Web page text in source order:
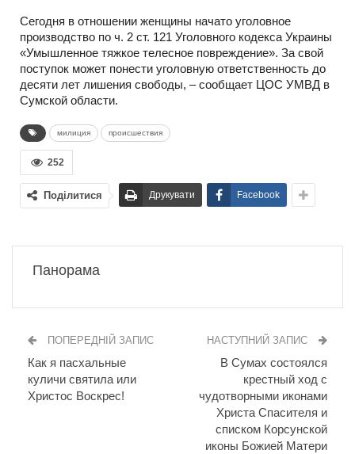
Сегодня в отношении женщины начато уголовное
производство по ч. 2 ст. 121 Уголовного кодекса Украины
«Умышленное тяжкое телесное повреждение». За свой
поступок может понести уголовную ответственность до
десяти лет лишения свободы, – сообщает ЦОС УМВД в
Сумской области.
милиция происшествия
252
Поділитися Друкувати Facebook
Панорама
ПОПЕРЕДНІЙ ЗАПИС
Как я пасхальные
куличи святила или
Христос Воскрес!
НАСТУПНИЙ ЗАПИС
В Сумах состоялся
крестный ход с
чудотворными иконами
Христа Спасителя и
списком Корсунской
иконы Божией Матери